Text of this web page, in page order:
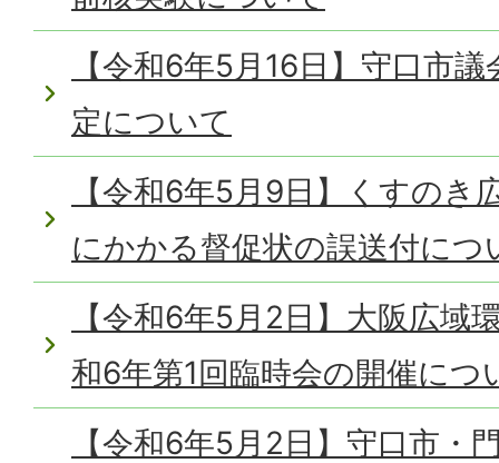
【令和6年5月16日】守口市
定について
【令和6年5月9日】くすのき
にかかる督促状の誤送付につ
【令和6年5月2日】大阪広域
和6年第1回臨時会の開催につ
【令和6年5月2日】守口市・